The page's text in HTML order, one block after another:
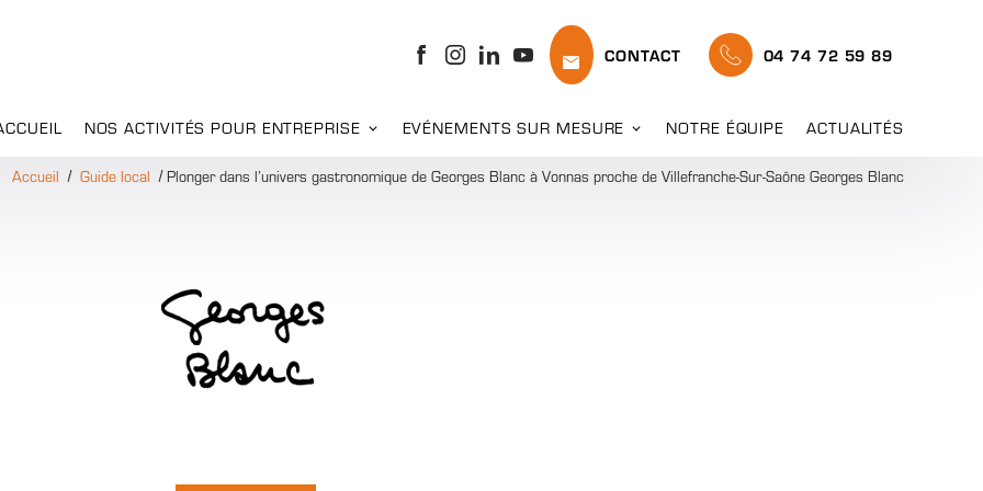
CONTACT 04 74 72 59 89
NOS ACTIVITÉS POUR ENTREPRISE EVÉNEMENTS SUR MESURE NOTRE ÉQUIPE ACTUALITÉS
Accueil Guide local Plonger dans l’univers gastronomique de Georges Blanc à Vonnas proche de Villefranche-Sur-Saône Georges Blanc